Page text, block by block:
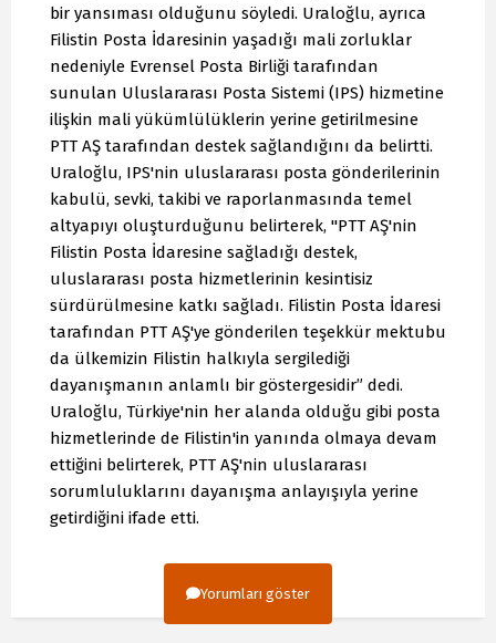
bir yansıması olduğunu söyledi. Uraloğlu, ayrıca
Filistin Posta İdaresinin yaşadığı mali zorluklar
nedeniyle Evrensel Posta Birliği tarafından
sunulan Uluslararası Posta Sistemi (IPS) hizmetine
ilişkin mali yükümlülüklerin yerine getirilmesine
PTT AŞ tarafından destek sağlandığını da belirtti.
Uraloğlu, IPS'nin uluslararası posta gönderilerinin
kabulü, sevki, takibi ve raporlanmasında temel
altyapıyı oluşturduğunu belirterek, "PTT AŞ'nin
Filistin Posta İdaresine sağladığı destek,
uluslararası posta hizmetlerinin kesintisiz
sürdürülmesine katkı sağladı. Filistin Posta İdaresi
tarafından PTT AŞ'ye gönderilen teşekkür mektubu
da ülkemizin Filistin halkıyla sergilediği
dayanışmanın anlamlı bir göstergesidir” dedi.
Uraloğlu, Türkiye'nin her alanda olduğu gibi posta
hizmetlerinde de Filistin'in yanında olmaya devam
ettiğini belirterek, PTT AŞ'nin uluslararası
sorumluluklarını dayanışma anlayışıyla yerine
getirdiğini ifade etti.
Yorumları göster